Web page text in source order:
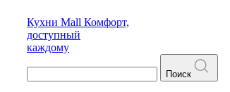
Кухни Mall Комфорт,
доступный
каждому
Поиск